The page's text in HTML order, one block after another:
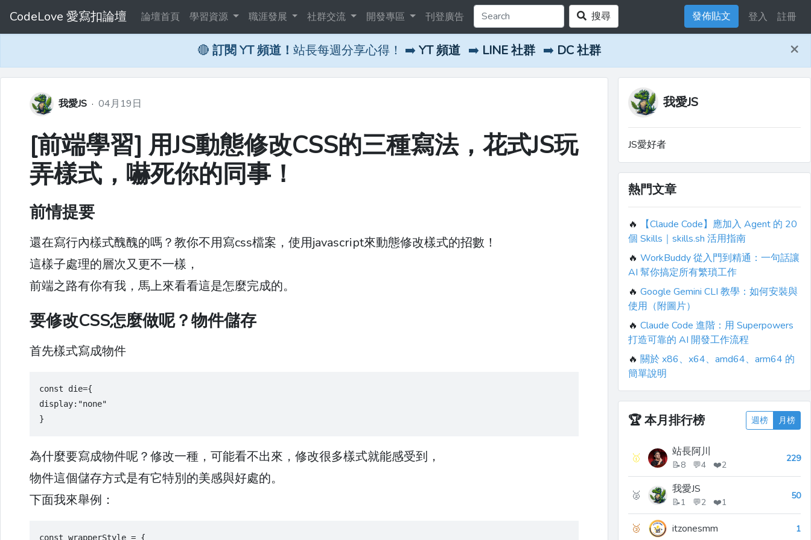
CodeLove 愛寫扣論壇 論壇首頁 學習資源 職涯發展 社群交流 開發專區 刊登廣告 搜尋 發佈貼文 登入 註冊
🔴 訂閱 YT 頻道！ 站長每週分享心得！ ➡️ YT 頻道 ➡️ LINE 社群 ➡️ DC 社群 ×
我愛JS · 04月19日
[前端學習] 用JS動態修改CSS的三種寫法，花式JS玩
弄樣式，嚇死你的同事！
前情提要
還在寫行內樣式醜醜的嗎？教你不用寫css檔案，使用javascript來動態修改樣式的招數！
這樣子處理的層次又更不一樣，
前端之路有你有我，馬上來看看這是怎麼完成的。
要修改CSS怎麼做呢？物件儲存
首先樣式寫成物件
const die={
display:"none"
}
為什麼要寫成物件呢？修改一種，可能看不出來，修改很多樣式就能感受到，
物件這個儲存方式是有它特別的美感與好處的。
下面我來舉例：
const wrapperStyle = {
我愛JS
JS愛好者
熱門文章
🔥
【Claude Code】應加入 Agent 的 20
個 Skills｜skills.sh 活用指南
🔥 WorkBuddy 從入門到精通：一句話讓
AI 幫你搞定所有繁瑣工作
🔥 Google Gemini CLI 教學：如何安裝與
使用（附圖片）
🔥 Claude Code 進階：用 Superpowers
打造可靠的 AI 開發工作流程
🔥 關於 x86、x64、amd64、arm64 的
簡單說明
🏆本月排行榜 週榜 月榜
🥇 站長阿川
📝8 💬4 ❤️2
229
🥈 我愛JS
📝1 💬2 ❤️1
50
🥉 itzonesmm 1